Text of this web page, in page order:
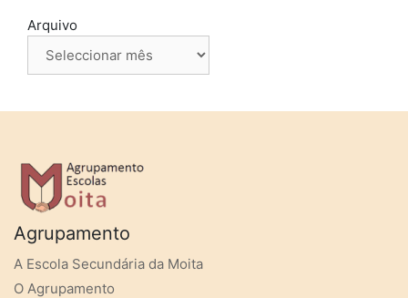
Arquivo
Agrupamento
A Escola Secundária da Moita
O Agrupamento